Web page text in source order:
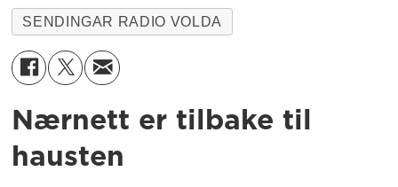
SENDINGAR RADIO VOLDA
Nærnett er tilbake til
hausten